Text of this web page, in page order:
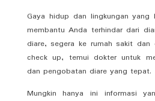
Gaya hidup dan lingkungan
membantu Anda terhindar dari
diare, segera ke rumah sakit dan
check up, temui dokter untuk
dan pengobatan diare yang tepat.
Mungkin hanya ini informasi